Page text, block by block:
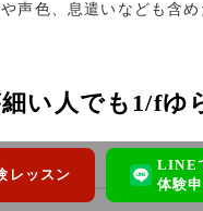
声色、息遣いなども含
い人でも1/fゆ
レッスン
LINE
体験